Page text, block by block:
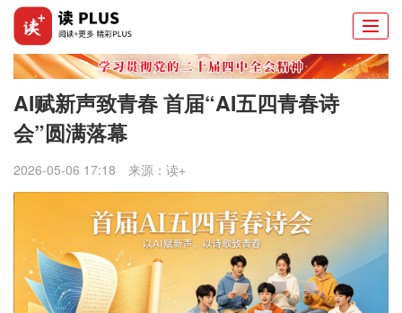
AI赋新声致青春 首届“AI五四青春诗
会”圆满落幕
2026-05-06 17:18 来源： 读+